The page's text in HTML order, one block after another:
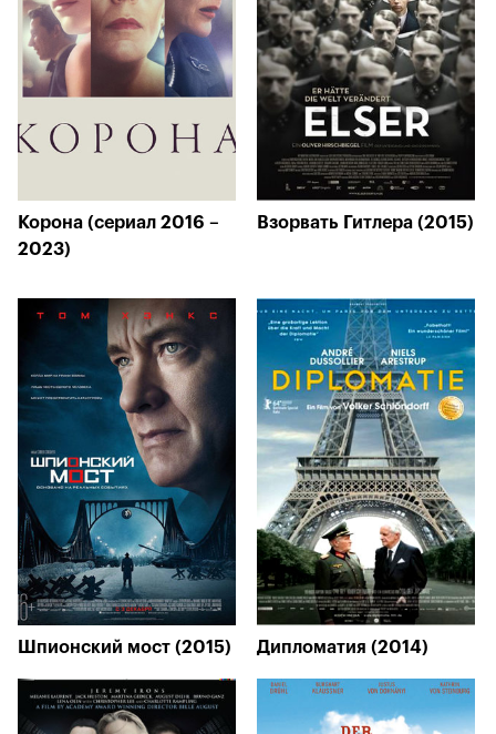
Корона (сериал 2016 –
2023)
Взорвать Гитлера (2015)
Шпионский мост (2015) Дипломатия (2014)